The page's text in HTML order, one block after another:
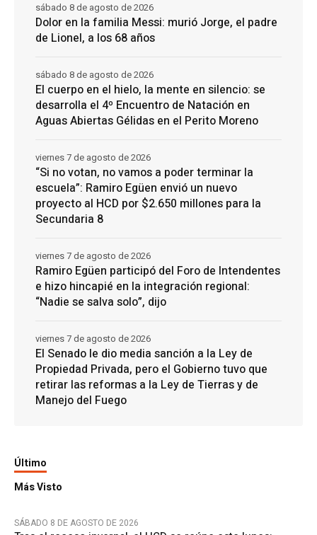
Dolor en la familia Messi: murió Jorge, el padre
de Lionel, a los 68 años
sábado 8 de agosto de 2026
El cuerpo en el hielo, la mente en silencio: se
desarrolla el 4º Encuentro de Natación en
Aguas Abiertas Gélidas en el Perito Moreno
sábado 8 de agosto de 2026
“Si no votan, no vamos a poder terminar la
escuela”: Ramiro Egüen envió un nuevo
proyecto al HCD por $2.650 millones para la
Secundaria 8
viernes 7 de agosto de 2026
Ramiro Egüen participó del Foro de Intendentes
e hizo hincapié en la integración regional:
“Nadie se salva solo”, dijo
viernes 7 de agosto de 2026
El Senado le dio media sanción a la Ley de
Propiedad Privada, pero el Gobierno tuvo que
retirar las reformas a la Ley de Tierras y de
Manejo del Fuego
viernes 7 de agosto de 2026
Último
Más Visto
SÁBADO 8 DE AGOSTO DE 2026